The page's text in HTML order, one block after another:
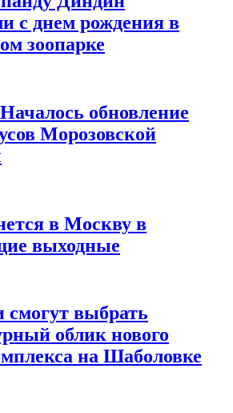
с днем рождения в
зоопарке
обновление
Морозовской
в Москву в
выходные
выбрать
облик нового
на Шаболовке